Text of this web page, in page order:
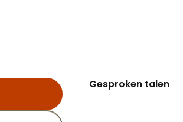
Gesproken talen
Gesproken talen